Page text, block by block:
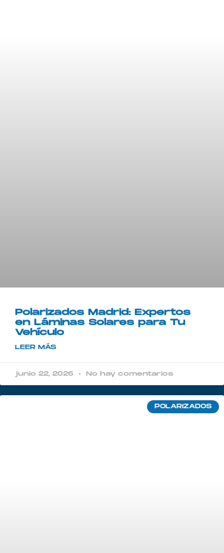
Polarizados Madrid: Expertos
en Láminas Solares para Tu
Vehículo
LEER MÁS
junio 22, 2026 No hay comentarios
POLARIZADOS